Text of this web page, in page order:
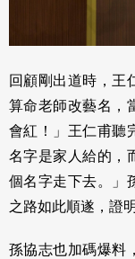
回顧剛出道時，王
算命老師改藝名，
會紅！」王仁甫聽
名字是家人給的，
個名字走下去。」
之路如此順遂，證
孫協志也加碼爆料